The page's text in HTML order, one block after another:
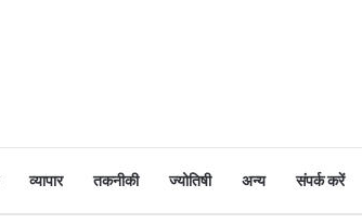
व्यापार तकनीकी ज्योतिषी अन्य संपर्क करें